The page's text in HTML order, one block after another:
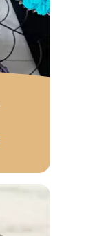
Cupcakes